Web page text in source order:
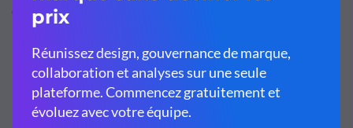
que vous créez à côté de votre discours.
Les gens sont passionnés par leurs opinions politiques, et
l'intégration d'aides visuelles pour soutenir vos points de
parole peut rendre votre position sur les questions encore